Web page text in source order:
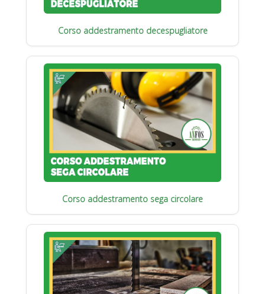
Corso addestramento decespugliatore
Corso addestramento sega circolare